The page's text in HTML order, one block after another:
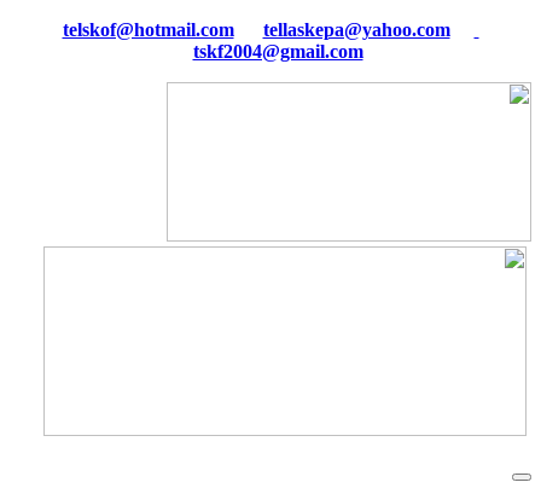
tellaskepa@yahoo.com
tskf2004@gmail.com